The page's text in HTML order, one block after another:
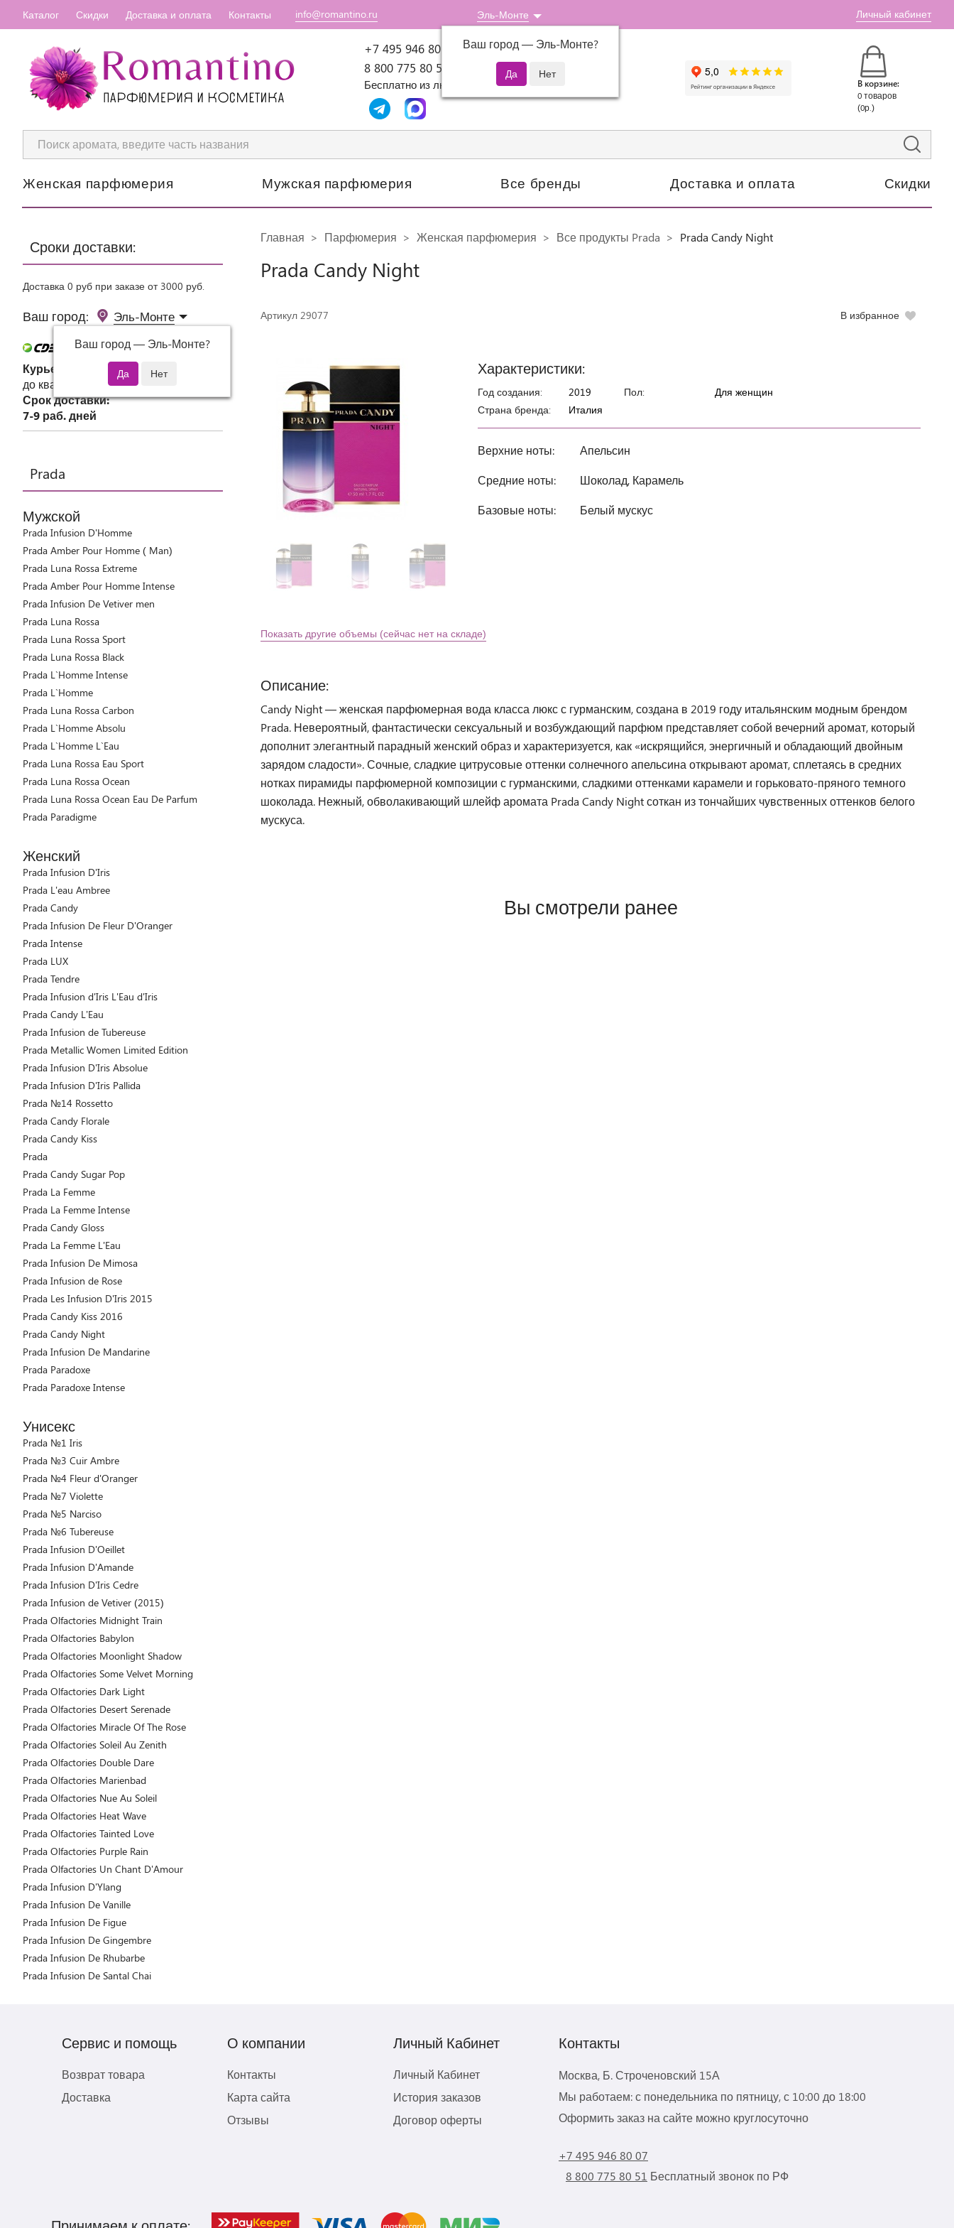
Каталог Скидки Доставка и оплата Контакты info@romantino.ru Эль-Монте
Ваш город — Эль-Монте?
Личный кабинет
+7 495 946 80 07 Пн-Пт: 10:00-18:00
8 800 775 80 51
Бесплатно из любого региона России
В корзине:
0 товаров
(0р.)
Женская парфюмерия Мужская парфюмерия Все бренды Доставка и оплата Скидки
Сроки доставки:
Доставка 0 руб при заказе от 3000 руб.
Ваш город: Эль-Монте
Ваш город — Эль-Монте?
Курьер СДЭК
до квартиры или офиса
Срок доставки:
7-9 раб. дней
Prada
Мужской
Prada Infusion D'Homme
Prada Amber Pour Homme ( Man)
Prada Luna Rossa Extreme
Prada Amber Pour Homme Intense
Prada Infusion De Vetiver men
Prada Luna Rossa
Prada Luna Rossa Sport
Prada Luna Rossa Black
Prada L`Homme Intense
Prada L`Homme
Prada Luna Rossa Carbon
Prada L`Homme Absolu
Prada L`Homme L`Eau
Prada Luna Rossa Eau Sport
Prada Luna Rossa Ocean
Prada Luna Rossa Ocean Eau De Parfum
Prada Paradigme
Женский
Prada Infusion D'Iris
Prada L'eau Ambree
Prada Candy
Prada Infusion De Fleur D'Oranger
Prada Intense
Prada LUX
Prada Tendre
Prada Infusion d'Iris L'Eau d'Iris
Prada Candy L’Eau
Prada Infusion de Tubereuse
Prada Metallic Women Limited Edition
Prada Infusion D'Iris Absolue
Prada Infusion D'Iris Pallida
Prada №14 Rossetto
Prada Candy Florale
Prada Candy Kiss
Prada
Prada Candy Sugar Pop
Prada La Femme
Prada La Femme Intense
Prada Candy Gloss
Prada La Femme L'Eau
Prada Infusion De Mimosa
Prada Infusion de Rose
Prada Les Infusion D'Iris 2015
Prada Candy Kiss 2016
Prada Candy Night
Prada Infusion De Mandarine
Prada Paradoxe
Prada Paradoxe Intense
Унисекс
Prada №1 Iris
Prada №3 Cuir Ambre
Prada №4 Fleur d'Oranger
Prada №7 Violette
Prada №5 Narciso
Prada №6 Tubereuse
Prada Infusion D'Oeillet
Prada Infusion D'Amande
Prada Infusion D'Iris Cedre
Prada Infusion de Vetiver (2015)
Prada Olfactories Midnight Train
Prada Olfactories Babylon
Prada Olfactories Moonlight Shadow
Prada Olfactories Some Velvet Morning
Prada Olfactories Dark Light
Prada Olfactories Desert Serenade
Prada Olfactories Miracle Of The Rose
Prada Olfactories Soleil Au Zenith
Prada Olfactories Double Dare
Prada Olfactories Marienbad
Prada Olfactories Nue Au Soleil
Prada Olfactories Heat Wave
Prada Olfactories Tainted Love
Prada Olfactories Purple Rain
Prada Olfactories Un Chant D'Amour
Prada Infusion D'Ylang
Prada Infusion De Vanille
Prada Infusion De Figue
Prada Infusion De Gingembre
Prada Infusion De Rhubarbe
Prada Infusion De Santal Chai
Главная Парфюмерия Женская парфюмерия Все продукты Prada Prada Candy Night
Prada Candy Night
Артикул 29077 В избранное
Характеристики:
Год создания:
2019
Страна бренда:
Италия
Пол: Для женщин
Верхние ноты:
Апельсин
Средние ноты:
Шоколад, Карамель
Базовые ноты:
Белый мускус
Показать другие объемы (сейчас нет на складе)
Описание:
Candy Night — женская парфюмерная вода класса люкс с гурманским, создана в 2019 году итальянским модным брендом
Prada. Невероятный, фантастически сексуальный и возбуждающий парфюм представляет собой вечерний аромат, который
дополнит элегантный парадный женский образ и характеризуется, как «искрящийся, энергичный и обладающий двойным
зарядом сладости». Сочные, сладкие цитрусовые оттенки солнечного апельсина открывают аромат, сплетаясь в средних
нотках пирамиды парфюмерной композиции с гурманскими, сладкими оттенками карамели и горьковато-пряного темного
шоколада. Нежный, обволакивающий шлейф аромата Prada Candy Night соткан из тончайших чувственных оттенков белого
мускуса.
Вы смотрели ранее
Сервис и помощь
Возврат товара
Доставка
О компании
Контакты
Карта сайта
Отзывы
Личный Кабинет
Личный Кабинет
История заказов
Договор оферты
Контакты
Москва, Б. Строченовский 15А
Мы работаем: с понедельника по пятницу, с 10:00 до 18:00
Оформить заказ на сайте можно круглосуточно
+7 495 946 80 07
8 800 775 80 51 Бесплатный звонок по РФ